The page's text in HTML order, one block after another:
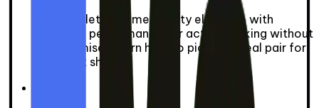
Sport ballet flats merge city elegance with
technical performance for active walking without
compromise. Learn how to pick the ideal pair for
your foot shape.